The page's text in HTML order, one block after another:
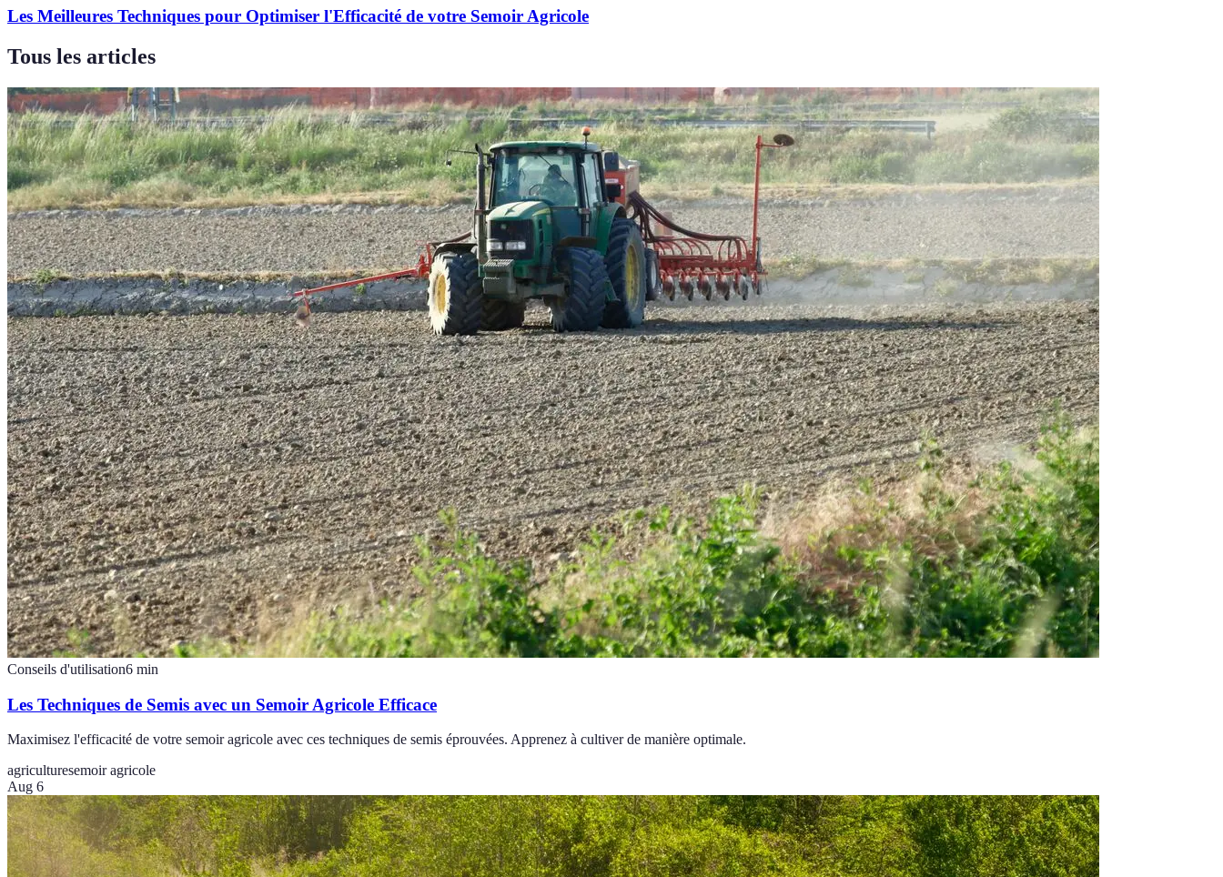
Les Meilleures Techniques pour Optimiser l'Efficacité de votre Semoir Agricole
Tous les articles
Conseils d'utilisation6 min
Les Techniques de Semis avec un Semoir Agricole Efficace
Maximisez l'efficacité de votre semoir agricole avec ces techniques de semis éprouvées. Apprenez à cultiver de manière optimale.
agriculturesemoir agricole
Aug 6